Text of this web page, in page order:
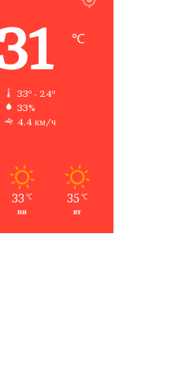
℃
33º - 24º
33%
4.4 км/ч
33 ℃
пн
35 ℃
вт